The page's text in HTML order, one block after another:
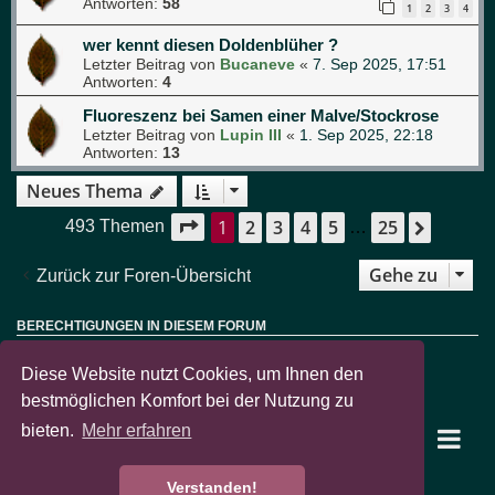
Diese Website nutzt Cookies, um Ihnen den
bestmöglichen Komfort bei der Nutzung zu
bieten. Mehr erfahren
Verstanden!
1 2 3 4
wer kennt diesen Doldenblüher ?
Letzter Beitrag von Bucaneve « 7. Sep 2025, 17:51
Antworten: 4
Fluoreszenz bei Samen einer Malve/Stockrose
Letzter Beitrag von Lupin III « 1. Sep 2025, 22:18
Antworten: 13
Neues Thema
493 Themen Seite 1von 25
1 2 3 4 5 … 25
Zurück zur Foren-Übersicht Gehe zu
BERECHTIGUNGEN IN DIESEM FORUM
Sie dürfen Ihre Beiträge in diesem Forumnichtändern.
Sie dürfenkeineDateianhänge in diesem Forum erstellen.
garten-pur Portal
Powered byphpBB® Forum Software © phpBB Limited